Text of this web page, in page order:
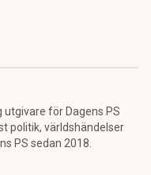
för Dagens PS
politik, världshändelser
PS sedan 2018.